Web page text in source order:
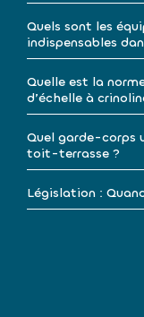
Quels sont les
indispensables
Quelle est la
d’échelle à
Quel garde-corps
toit-terrasse ?
Législation :